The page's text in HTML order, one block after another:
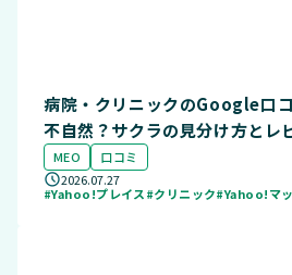
病院・クリニックのGoogle口
不自然？サクラの見分け方とレ
MEO
口コミ
2026.07.27
#Yahoo!プレイス#クリニック#Yahoo!マ